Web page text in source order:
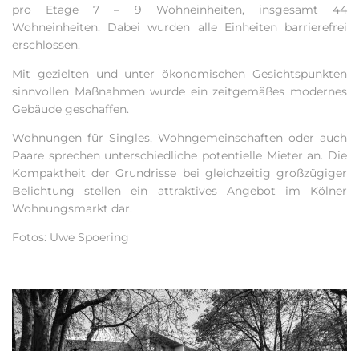
pro Etage 7 – 9 Wohneinheiten, insgesamt 44
Wohneinheiten. Dabei wurden alle Einheiten barrierefrei
erschlossen.
Mit gezielten und unter ökonomischen Gesichtspunkten
sinnvollen Maßnahmen wurde ein zeitgemäßes modernes
Gebäude geschaffen.
Wohnungen für Singles, Wohngemeinschaften oder auch
Paare sprechen unterschiedliche potentielle Mieter an. Die
Kompaktheit der Grundrisse bei gleichzeitig großzügiger
Belichtung stellen ein attraktives Angebot im Kölner
Wohnungsmarkt dar.
Fotos: Uwe Spoering